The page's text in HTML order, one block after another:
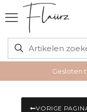
Gesloten
VORIGE